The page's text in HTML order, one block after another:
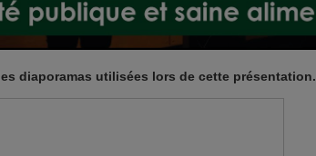
diaporamas utilisées lors de cette présentation.